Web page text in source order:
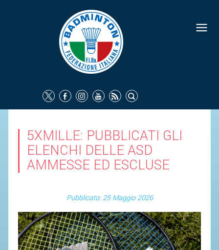
5XMILLE: PUBBLICATI GLI
ELENCHI DELLE ASD
AMMESSE ED ESCLUSE
Pubblicato: 25 Maggio 2026